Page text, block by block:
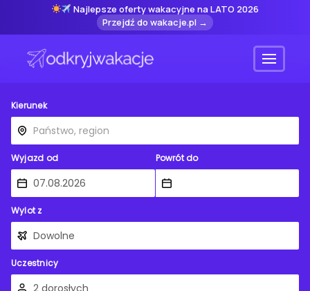
Najlepsze oferty wakacyjne na LATO 2026
Przejdź do wakacje.pl →
Menu
Kierunek
Wyjazd od Powrót do
Wylot z
Uczestnicy